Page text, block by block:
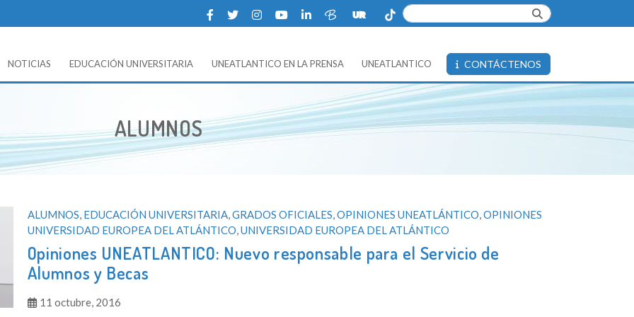
(Universidad Europea del Atlántico).
NOTICIAS EDUCACIÓN UNIVERSITARIA UNEATLANTICO EN LA PRENSA UNEATLANTICO CONTÁCTENOS
CATEGORÍA:
ALUMNOS
ALUMNOS, EDUCACIÓN UNIVERSITARIA,GRADOS OFICIALES,OPINIONES UNEATLÁNTICO,OPINIONES
UNIVERSIDAD EUROPEA DEL ATLÁNTICO,UNIVERSIDAD EUROPEA DEL ATLÁNTICO
Opiniones UNEATLANTICO: Nuevo responsable para el Servicio de
Alumnos y Becas
11 octubre, 2016